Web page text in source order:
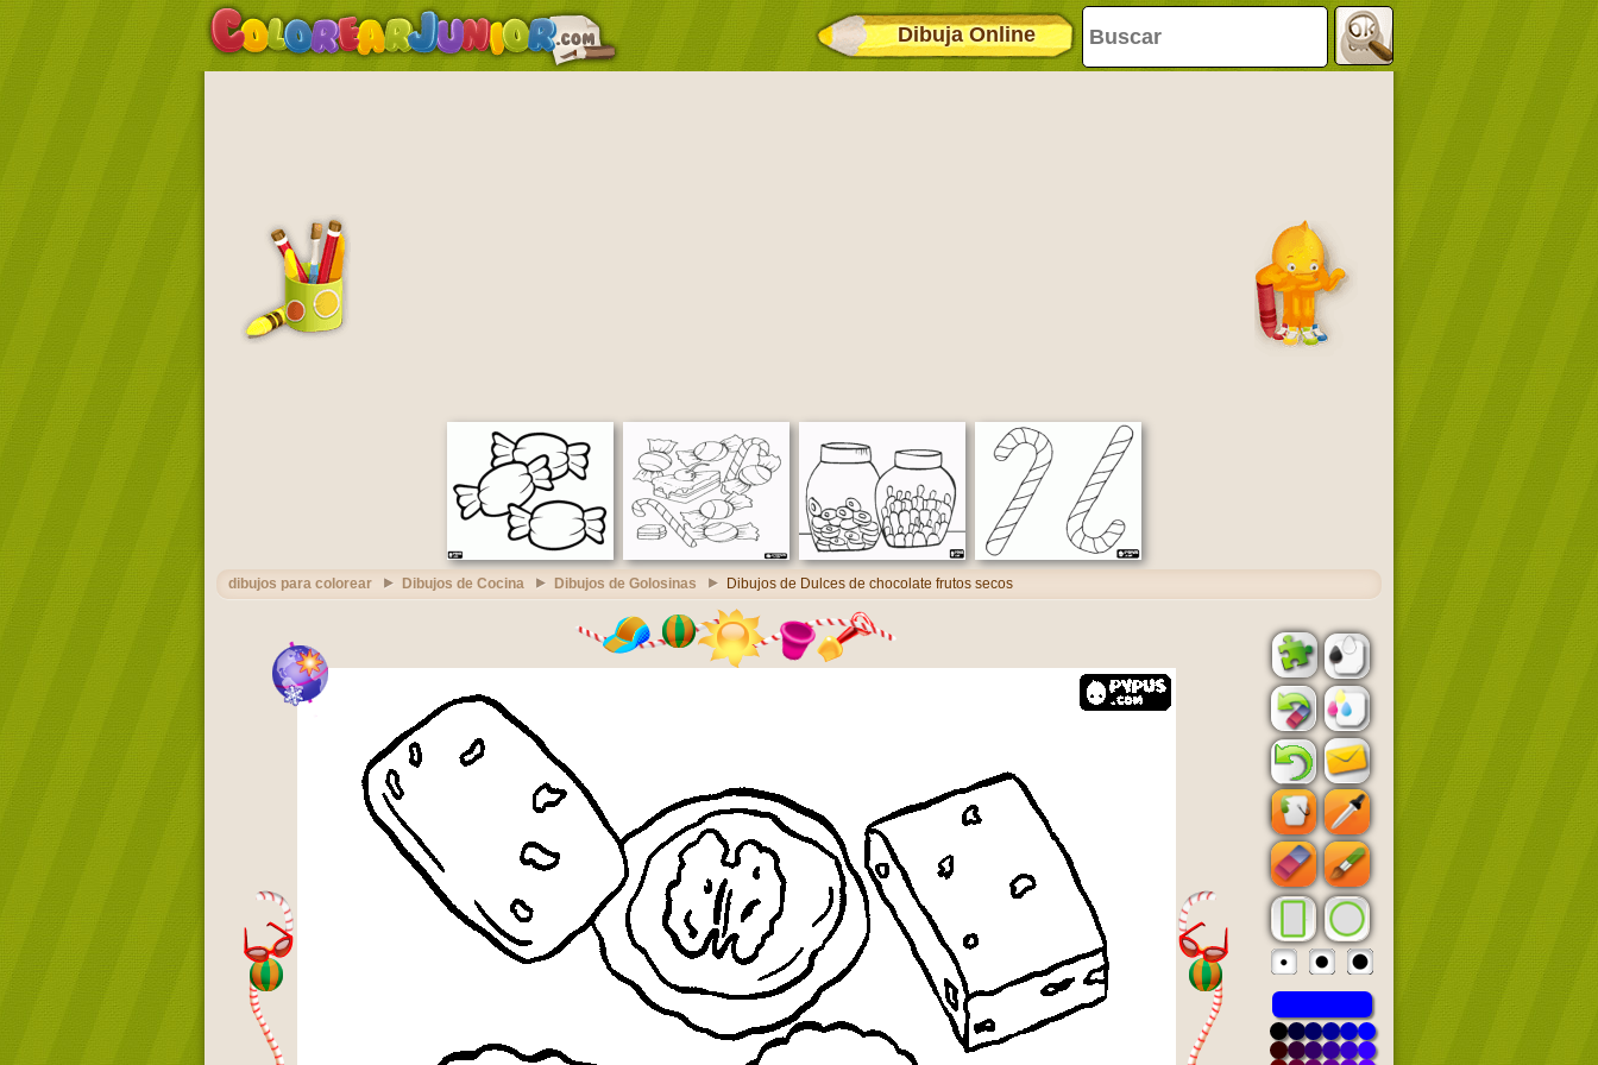
Dibuja Online
dibujos para colorear Dibujos de Cocina Dibujos de Golosinas Dibujos de Dulces de chocolate frutos secos